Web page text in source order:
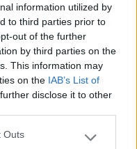
information utilized by
to third parties prior to
out of the further
by third parties on the
This information may
on the IAB’s List of
disclose it to other
one or more Google
Outs
12/07/2023 19:48
per accedere
fa?
11/07/2023 1:27